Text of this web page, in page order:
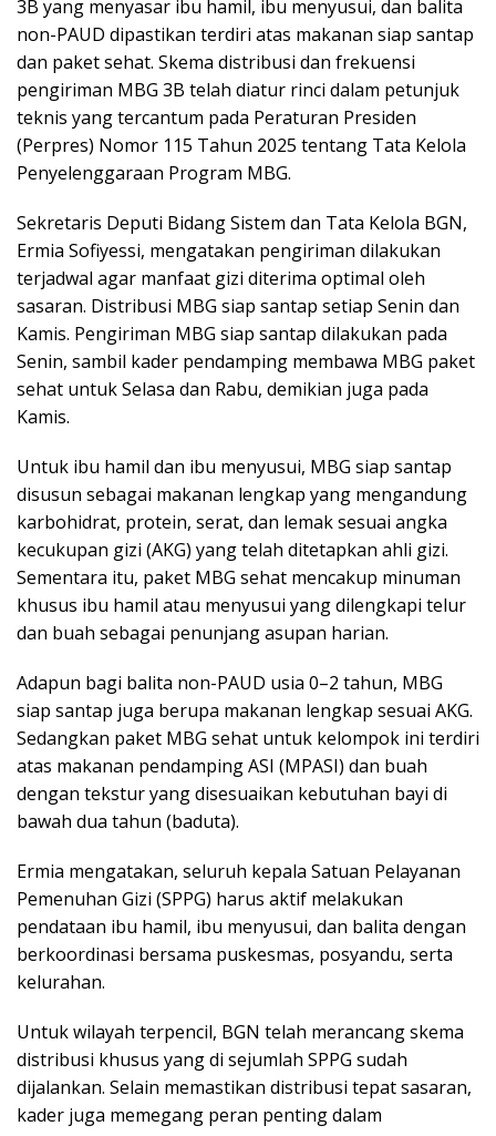
3B yang menyasar ibu hamil, ibu menyusui, dan balita
non-PAUD dipastikan terdiri atas makanan siap santap
dan paket sehat. Skema distribusi dan frekuensi
pengiriman MBG 3B telah diatur rinci dalam petunjuk
teknis yang tercantum pada Peraturan Presiden
(Perpres) Nomor 115 Tahun 2025 tentang Tata Kelola
Penyelenggaraan Program MBG.
Sekretaris Deputi Bidang Sistem dan Tata Kelola BGN,
Ermia Sofiyessi, mengatakan pengiriman dilakukan
terjadwal agar manfaat gizi diterima optimal oleh
sasaran. Distribusi MBG siap santap setiap Senin dan
Kamis. Pengiriman MBG siap santap dilakukan pada
Senin, sambil kader pendamping membawa MBG paket
sehat untuk Selasa dan Rabu, demikian juga pada
Kamis.
Untuk ibu hamil dan ibu menyusui, MBG siap santap
disusun sebagai makanan lengkap yang mengandung
karbohidrat, protein, serat, dan lemak sesuai angka
kecukupan gizi (AKG) yang telah ditetapkan ahli gizi.
Sementara itu, paket MBG sehat mencakup minuman
khusus ibu hamil atau menyusui yang dilengkapi telur
dan buah sebagai penunjang asupan harian.
Adapun bagi balita non-PAUD usia 0–2 tahun, MBG
siap santap juga berupa makanan lengkap sesuai AKG.
Sedangkan paket MBG sehat untuk kelompok ini terdiri
atas makanan pendamping ASI (MPASI) dan buah
dengan tekstur yang disesuaikan kebutuhan bayi di
bawah dua tahun (baduta).
Ermia mengatakan, seluruh kepala Satuan Pelayanan
Pemenuhan Gizi (SPPG) harus aktif melakukan
pendataan ibu hamil, ibu menyusui, dan balita dengan
berkoordinasi bersama puskesmas, posyandu, serta
kelurahan.
Untuk wilayah terpencil, BGN telah merancang skema
distribusi khusus yang di sejumlah SPPG sudah
dijalankan. Selain memastikan distribusi tepat sasaran,
kader juga memegang peran penting dalam